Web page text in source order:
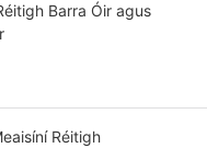
Barra Óir agus
Réitigh